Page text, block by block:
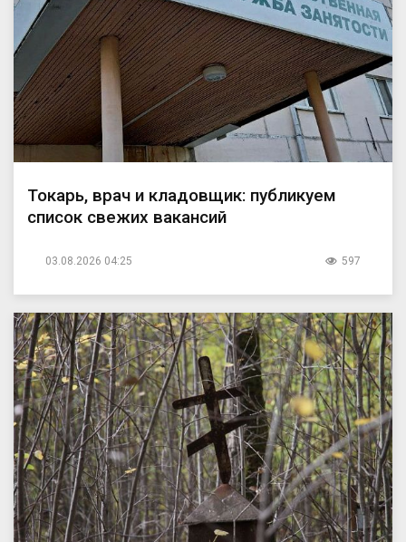
Токарь, врач и кладовщик: публикуем
список свежих вакансий
03.08.2026 04:25 597